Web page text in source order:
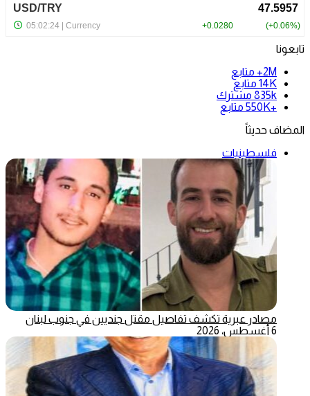
تابعونا
2M+
متابع
14K متابع
835k مشترك
+550K
متابع
المضاف حديثاً
فلسطينيات
مصادر عبرية تكشف تفاصيل مقتل جنديين في جنوب لبنان
6 أغسطس، 2026